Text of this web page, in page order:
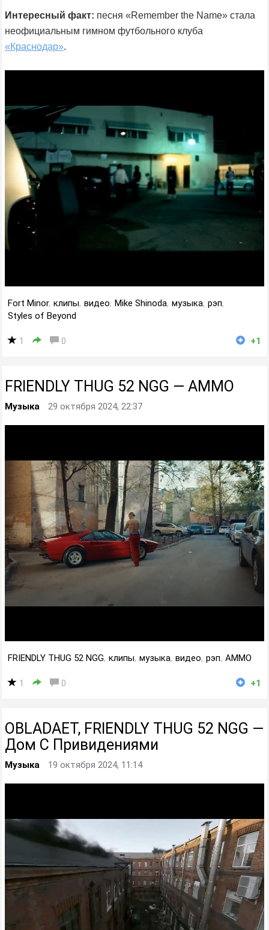
Интересный факт: песня «Remember the Name» стала
неофициальным гимном футбольного клуба
«Краснодар».
Fort Minor, клипы, видео, Mike Shinoda, музыка, рэп,
Styles of Beyond
1 0 +1
FRIENDLY THUG 52 NGG — AMMO
Музыка 29 октября 2024, 22:37
FRIENDLY THUG 52 NGG, клипы, музыка, видео, рэп, AMMO
1 0 +1
OBLADAET, FRIENDLY THUG 52 NGG —
Дом С Привидениями
Музыка 19 октября 2024, 11:14